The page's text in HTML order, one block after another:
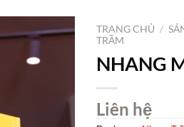
TRANG CHỦ /
TRẦM
NHANG
Liên hệ